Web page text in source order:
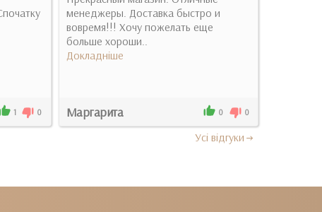
1 0
менеджеры. Доставка быстро и
вовремя!!! Хочу пожелать еще
больше хороши..
Докладніше
Маргарита 0 0
Усi вiдгуки